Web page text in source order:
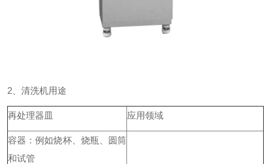
2、清洗机用途
再处理器皿 应用领域
容器：例如烧杯、烧瓶、圆筒
和试管